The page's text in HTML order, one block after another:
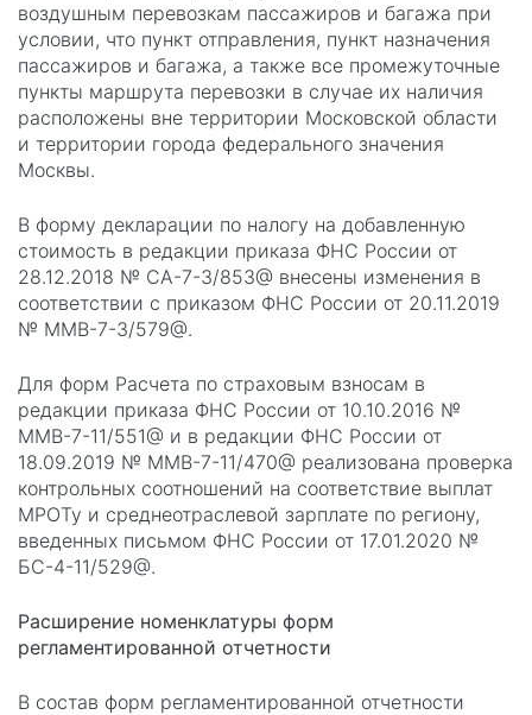
воздушным перевозкам пассажиров и багажа при
условии, что пункт отправления, пункт назначения
пассажиров и багажа, а также все промежуточные
пункты маршрута перевозки в случае их наличия
расположены вне территории Московской области
и территории города федерального значения
Москвы.
В форму декларации по налогу на добавленную
стоимость в редакции приказа ФНС России от
28.12.2018 № СА-7-3/853@ внесены изменения в
соответствии с приказом ФНС России от 20.11.2019
№ ММВ-7-3/579@.
Для форм Расчета по страховым взносам в
редакции приказа ФНС России от 10.10.2016 №
ММВ-7-11/551@ и в редакции ФНС России от
18.09.2019 № ММВ-7-11/470@ реализована проверка
контрольных соотношений на соответствие выплат
МРОТу и среднеотраслевой зарплате по региону,
введенных письмом ФНС России от 17.01.2020 №
БС-4-11/529@.
Расширение номенклатуры форм
регламентированной отчетности
В состав форм регламентированной отчетности